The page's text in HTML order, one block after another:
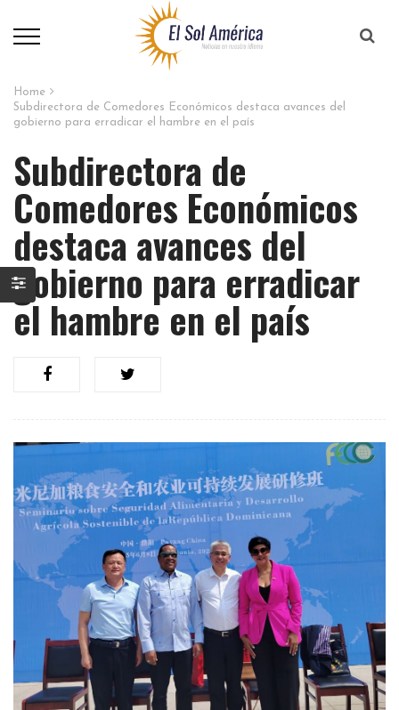
Home
Subdirectora de Comedores Económicos destaca avances del
gobierno para erradicar el hambre en el país
Subdirectora de
Comedores Económicos
destaca avances del
gobierno para erradicar
el hambre en el país